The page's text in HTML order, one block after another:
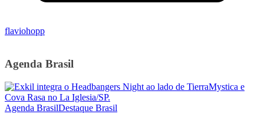
flaviohopp
Agenda Brasil
Agenda BrasilDestaque Brasil